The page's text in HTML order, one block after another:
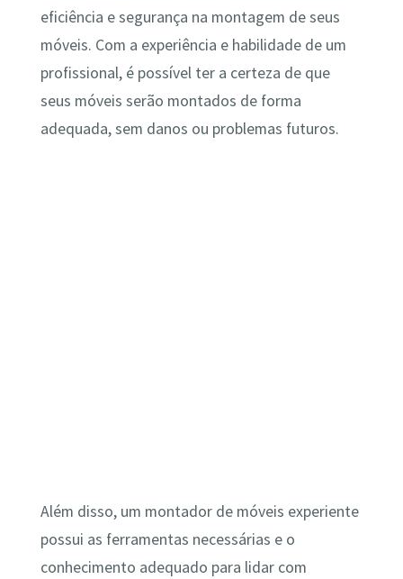
eficiência e segurança na montagem de seus
móveis. Com a experiência e habilidade de um
profissional, é possível ter a certeza de que
seus móveis serão montados de forma
adequada, sem danos ou problemas futuros.
Além disso, um montador de móveis experiente
possui as ferramentas necessárias e o
conhecimento adequado para lidar com